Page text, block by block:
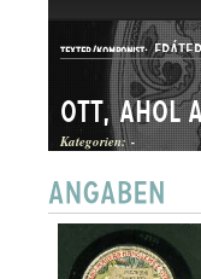
TEXTER/KOMPONIST:
HALLGATÓ
Ott, ahol
Kategorien: -